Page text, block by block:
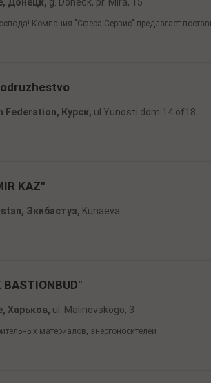
Компания "Сфера Сервис" предлагает
Federation, Курск, ul Yunosti dom 14 of18
KAZ"
Экибастуз, Kunaeva
BASTIONBUD"
Харьков, ul. Malinovskogo, 3
материалов, энергоносителей